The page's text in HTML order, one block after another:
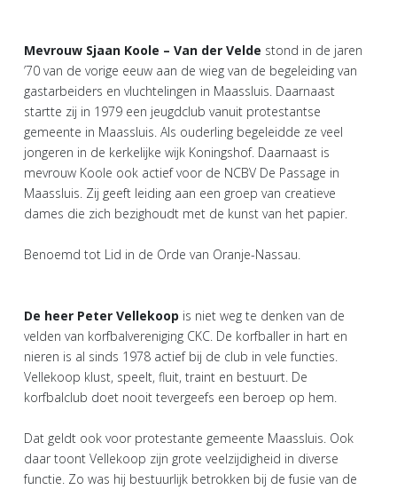
Mevrouw Sjaan Koole – Van der Velde stond in de jaren
’70 van de vorige eeuw aan de wieg van de begeleiding van
gastarbeiders en vluchtelingen in Maassluis. Daarnaast
startte zij in 1979 een jeugdclub vanuit protestantse
gemeente in Maassluis. Als ouderling begeleidde ze veel
jongeren in de kerkelijke wijk Koningshof. Daarnaast is
mevrouw Koole ook actief voor de NCBV De Passage in
Maassluis. Zij geeft leiding aan een groep van creatieve
dames die zich bezighoudt met de kunst van het papier.
Benoemd tot Lid in de Orde van Oranje-Nassau.
De heer Peter Vellekoop is niet weg te denken van de
velden van korfbalvereniging CKC. De korfballer in hart en
nieren is al sinds 1978 actief bij de club in vele functies.
Vellekoop klust, speelt, fluit, traint en bestuurt. De
korfbalclub doet nooit tevergeefs een beroep op hem.
Dat geldt ook voor protestante gemeente Maassluis. Ook
daar toont Vellekoop zijn grote veelzijdigheid in diverse
functie. Zo was hij bestuurlijk betrokken bij de fusie van de